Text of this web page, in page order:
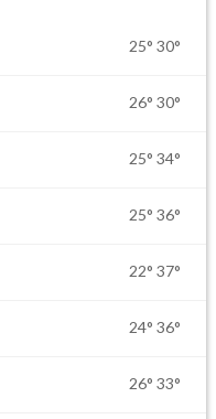
25° 30°
26° 30°
25° 34°
25° 36°
22° 37°
24° 36°
26° 33°